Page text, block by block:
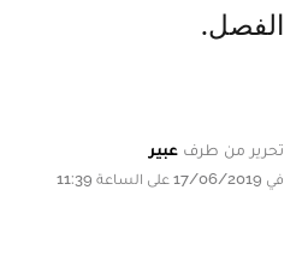
الفصل.
تحرير من طرف عبير
في 17/06/2019 على الساعة 11:39